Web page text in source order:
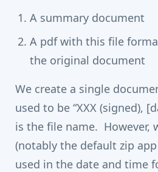
A summary document
A pdf with this file
the original document
We create a single
used to be “XXX (signed),
is the file name. However,
(notably the default zip
used in the date and time